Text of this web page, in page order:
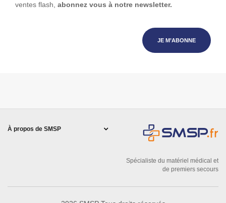
ventes flash, abonnez vous à notre newsletter.
JE M’ABONNE
À propos de SMSP
Spécialiste du matériel médical et
de premiers secours